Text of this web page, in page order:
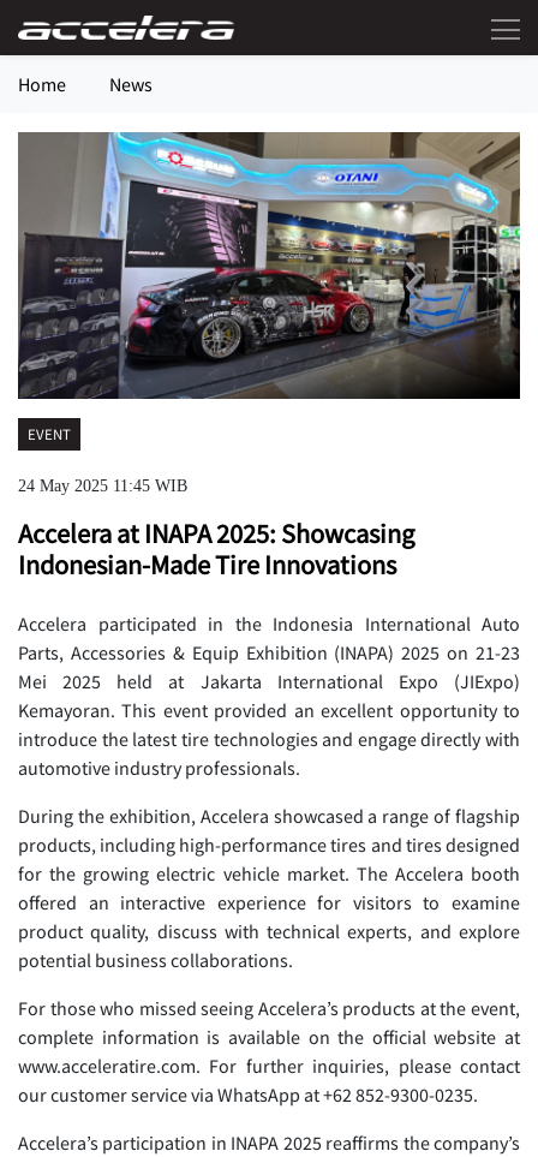
Home News
EVENT
24 May 2025 11:45 WIB
Accelera at INAPA 2025: Showcasing
Indonesian-Made Tire Innovations
Accelera participated in the Indonesia International Auto
Parts, Accessories & Equip Exhibition (INAPA) 2025 on 21-23
Mei 2025 held at Jakarta International Expo (JIExpo)
Kemayoran. This event provided an excellent opportunity to
introduce the latest tire technologies and engage directly with
automotive industry professionals.
During the exhibition, Accelera showcased a range of flagship
products, including high-performance tires and tires designed
for the growing electric vehicle market. The Accelera booth
offered an interactive experience for visitors to examine
product quality, discuss with technical experts, and explore
potential business collaborations.
For those who missed seeing Accelera’s products at the event,
complete information is available on the official website at
www.acceleratire.com. For further inquiries, please contact
our customer service via WhatsApp at +62 852-9300-0235.
Accelera’s participation in INAPA 2025 reaffirms the company’s